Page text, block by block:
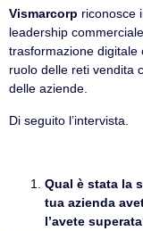
Vismarcorp riconosce
leadership
trasformazione digitale
ruolo delle reti vendita
delle aziende.
Di seguito l’intervista.
Qual è stata la
tua azienda
l’avete